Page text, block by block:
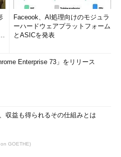
Faceook、AI処理向けのモジュラ
ーハードウェアプラットフォーム
とASICを発表
Enterprise 73」をリリース
収益も得られるその仕組みとは
GOETHE)